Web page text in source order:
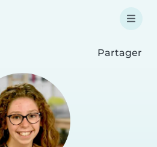
Partager